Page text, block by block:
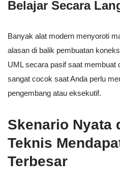
Belajar Secara
Banyak alat modern menyoroti
alasan di balik pembuatan
UML secara pasif saat
sangat cocok saat Anda perlu
pengembang atau eksekutif.
Skenario Nyata
Teknis
Terbesar